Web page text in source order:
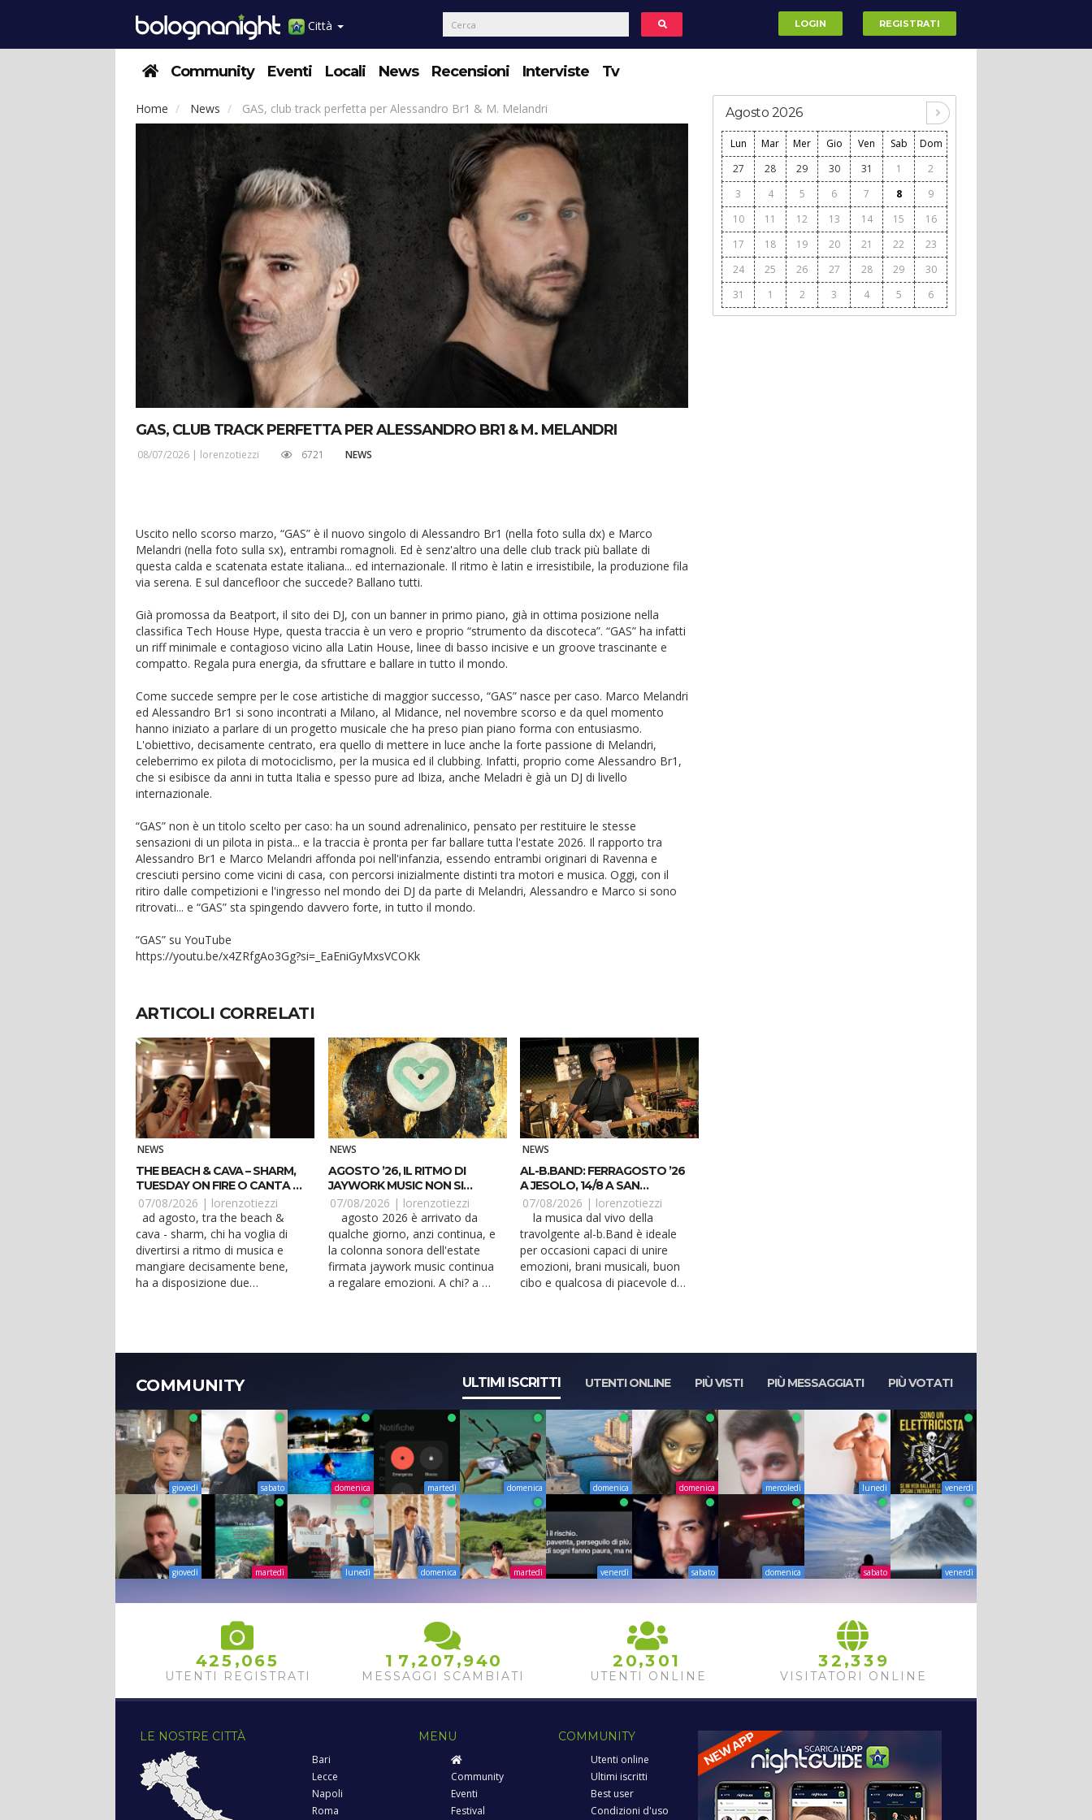
Città LOGIN REGISTRATI
Community Eventi Locali News Recensioni Interviste Tv
Home News GAS, club track perfetta per Alessandro Br1 & M. Melandri
GAS, CLUB TRACK PERFETTA PER ALESSANDRO BR1 & M. MELANDRI
08/07/2026 | lorenzotiezzi 6721 NEWS
Uscito nello scorso marzo, “GAS” è il nuovo singolo di Alessandro Br1 (nella foto sulla dx) e Marco
Melandri (nella foto sulla sx), entrambi romagnoli. Ed è senz'altro una delle club track più ballate di
questa calda e scatenata estate italiana... ed internazionale. Il ritmo è latin e irresistibile, la produzione fila
via serena. E sul dancefloor che succede? Ballano tutti.
Già promossa da Beatport, il sito dei DJ, con un banner in primo piano, già in ottima posizione nella
classifica Tech House Hype, questa traccia è un vero e proprio “strumento da discoteca”. “GAS” ha infatti
un riff minimale e contagioso vicino alla Latin House, linee di basso incisive e un groove trascinante e
compatto. Regala pura energia, da sfruttare e ballare in tutto il mondo.
Come succede sempre per le cose artistiche di maggior successo, “GAS” nasce per caso. Marco Melandri
ed Alessandro Br1 si sono incontrati a Milano, al Midance, nel novembre scorso e da quel momento
hanno iniziato a parlare di un progetto musicale che ha preso pian piano forma con entusiasmo.
L'obiettivo, decisamente centrato, era quello di mettere in luce anche la forte passione di Melandri,
celeberrimo ex pilota di motociclismo, per la musica ed il clubbing. Infatti, proprio come Alessandro Br1,
che si esibisce da anni in tutta Italia e spesso pure ad Ibiza, anche Meladri è già un DJ di livello
internazionale.
“GAS” non è un titolo scelto per caso: ha un sound adrenalinico, pensato per restituire le stesse
sensazioni di un pilota in pista... e la traccia è pronta per far ballare tutta l'estate 2026. Il rapporto tra
Alessandro Br1 e Marco Melandri affonda poi nell'infanzia, essendo entrambi originari di Ravenna e
cresciuti persino come vicini di casa, con percorsi inizialmente distinti tra motori e musica. Oggi, con il
ritiro dalle competizioni e l'ingresso nel mondo dei DJ da parte di Melandri, Alessandro e Marco si sono
ritrovati... e “GAS” sta spingendo davvero forte, in tutto il mondo.
“GAS” su YouTube
https://youtu.be/x4ZRfgAo3Gg?si=_EaEniGyMxsVCOKk
ARTICOLI CORRELATI
NEWS
THE BEACH & CAVA – SHARM,
TUESDAY ON FIRE O CANTA &
BALLA?
07/08/2026 | lorenzotiezzi
cava - sharm, chi ha voglia di
divertirsi a ritmo di musica e
mangiare decisamente bene,
ha a disposizione due
NEWS
AGOSTO ’26, IL RITMO DI
JAYWORK MUSIC NON SI
FERMA
07/08/2026 | lorenzotiezzi
qualche giorno, anzi continua, e
la colonna sonora dell'estate
firmata jaywork music continua
a regalare emozioni. A chi? a dj,
NEWS
AL-B.BAND: FERRAGOSTO ’26
A JESOLO, 14/8 A SAN
PANCRAZIO
07/08/2026 | lorenzotiezzi
travolgente al-b.Band è ideale
per occasioni capaci di unire
emozioni, brani musicali, buon
cibo e qualcosa di piacevole da
Agosto 2026
Lun Mar Mer Gio Ven Sab
Dom
27
28 29 30 31 1
2
3
4 5 6 7 8
9
10
11 12 13 14 15
16
17
18 19 20 21 22
23
24
25 26 27 28 29
30
31
1 2 3 4 5 6
COMMUNITY ULTIMI ISCRITTI UTENTI ONLINE PIÙ VISTI PIÙ MESSAGGIATI PIÙ VOTATI
giovedì sabato domenica martedì domenica domenica domenica mercoledì lunedì venerdì
giovedì martedì lunedì domenica martedì venerdì sabato domenica sabato venerdì
425 ,065
UTENTI REGISTRATI
1 7 ,2 07 ,940
1
MESSAGGI SCAMBIATI
2 0,3 01
UTENTI ONLINE
32 ,33 9
VISITATORI ONLINE
LE NOSTRE CITTÀ
Bari
Lecce
Napoli
Roma
MENU
Community
Eventi
Festival
COMMUNITY
Utenti online
Ultimi iscritti
Best user
Condizioni d'uso